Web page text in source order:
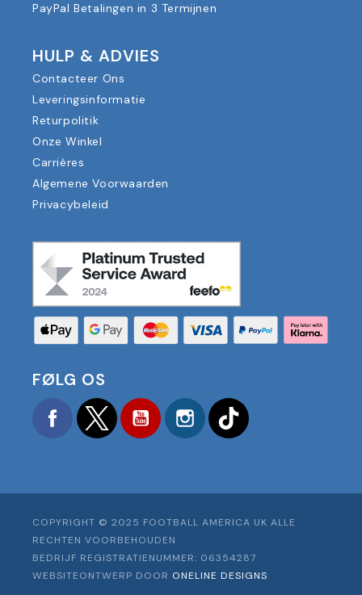
PayPal Betalingen in 3 Termijnen
HULP & ADVIES
Contacteer Ons
Leveringsinformatie
Returpolitik
Onze Winkel
Carrières
Algemene Voorwaarden
Privacybeleid
FØLG OS
FacebookTwitter YouTubeInstagram
COPYRIGHT © 2025 FOOTBALL AMERICA UK ALLE
RECHTEN VOORBEHOUDEN
BEDRIJF REGISTRATIENUMMER: 06354287
WEBSITEONTWERP DOOR ONELINE DESIGNS